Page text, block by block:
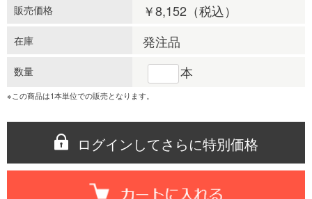
販売価格 ￥8,152 （税込）
在庫 発注品
数量 本
※この商品は1本単位での販売となります。
ログインしてさらに特別価格